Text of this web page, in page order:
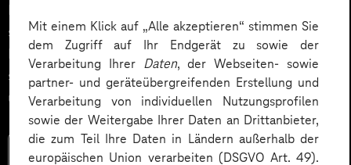
Mit einem Klick auf „Alle akzeptieren“ stimmen Sie
dem Zugriff auf Ihr Endgerät zu sowie der
Verarbeitung Ihrer Daten, der Webseiten- sowie
partner- und geräteübergreifenden Erstellung und
Verarbeitung von individuellen Nutzungsprofilen
sowie der Weitergabe Ihrer Daten an Drittanbieter,
die zum Teil Ihre Daten in Ländern außerhalb der
europäischen Union verarbeiten (DSGVO Art. 49).
Laura Dreessen, warum erfolgreiche KI‑Dialogsysteme
strategische Beratung, gutes UX‑Design, klare
Prozesse und realistische Erwartungen brauchen. Ein
spannender Blick auf das Zusammenspiel von Mensch
und KI.
Mehr lesen